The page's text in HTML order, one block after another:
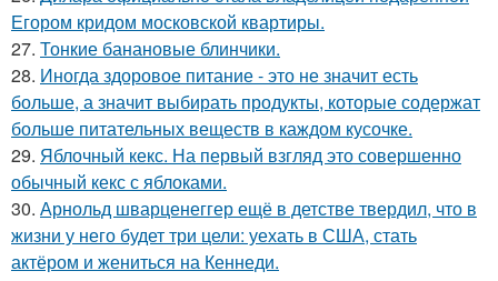
Егором кридом московской квартиры.
27. Тонкие банановые блинчики.
28. Иногда здоровое питание - это не значит есть
больше, а значит выбирать продукты, которые содержат
больше питательных веществ в каждом кусочке.
29. Яблочный кекс. На первый взгляд это совершенно
обычный кекс с яблоками.
30. Арнольд шварценеггер ещё в детстве твердил, что в
жизни у него будет три цели: уехать в США, стать
актёром и жениться на Кеннеди.